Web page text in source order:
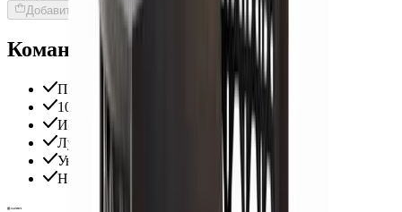
Добавить товары в заказ
Команда Globus гарантирует
Проверенные экспертами поставщики
100% материальная ответственность
Исключительная поддержка
Лучшие цены на рынке
Уверенность в качестве продукции
Надежная доставка по всему миру